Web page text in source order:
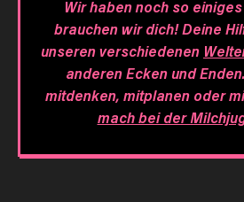
Wir haben noch so
brauchen wir dich! Deine
unseren verschiedenen
anderen Ecken und
mitdenken, mitplanen oder
mach bei der